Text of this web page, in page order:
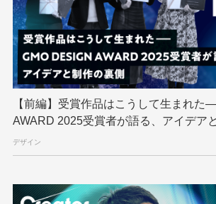
GMOメイクショップ GMOメディア
GMO大会議 GMO天秤AI Go
GTB Hack-1グランプリ IETF
Japan Drone
Java JJUG JSAI2026
Kaigi on Rails
Perl PHP PHPcon
【前編】受賞作品はこうして生まれた
AWARD 2025受賞者が語る、アイデア
デザイン